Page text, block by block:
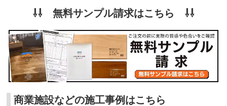
⇩⇩ 無料サンプル請求はこちら ⇩⇩
商業施設などの施工事例はこちら